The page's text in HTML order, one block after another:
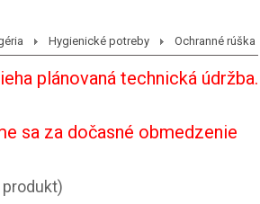
Hygienické potreby Ochranné rúška
plánovaná technická údržba.
sa za dočasné obmedzenie
produkt)